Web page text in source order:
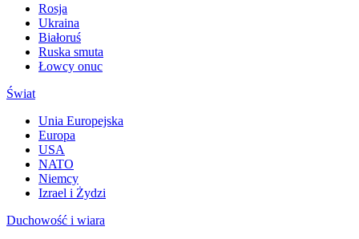
Rosja
Ukraina
Białoruś
Ruska smuta
Łowcy onuc
Świat
Unia Europejska
Europa
USA
NATO
Niemcy
Izrael i Żydzi
Duchowość i wiara